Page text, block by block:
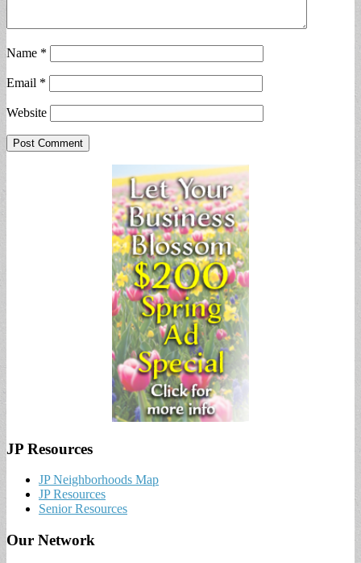
Name *
Email *
Website
JP Resources
JP Neighborhoods Map
JP Resources
Senior Resources
Our Network